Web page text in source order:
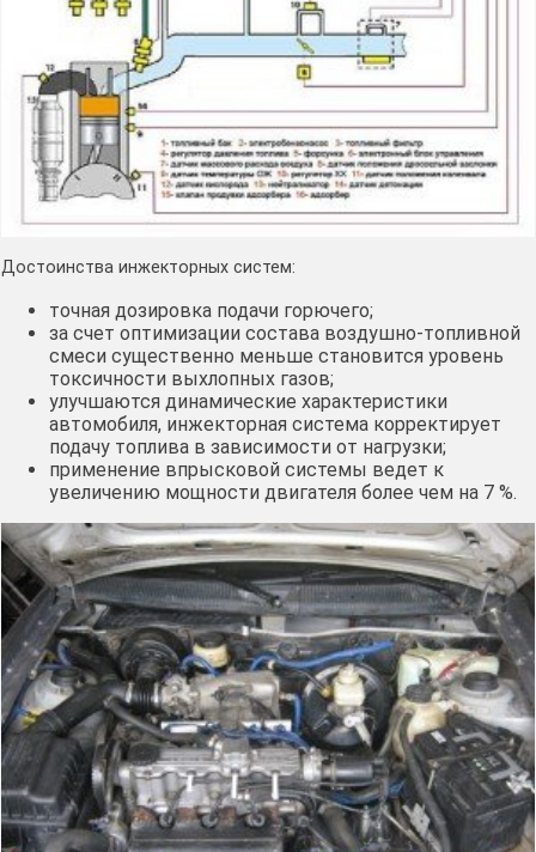
Достоинства инжекторных систем:
точная дозировка подачи горючего;
за счет оптимизации состава воздушно-топливной
смеси существенно меньше становится уровень
токсичности выхлопных газов;
улучшаются динамические характеристики
автомобиля, инжекторная система корректирует
подачу топлива в зависимости от нагрузки;
применение впрысковой системы ведет к
увеличению мощности двигателя более чем на 7 %.